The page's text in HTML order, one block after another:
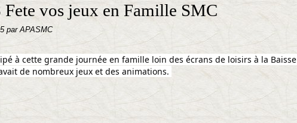
Fete vos jeux en Famille SMC
par APASMC
à cette grande journée en famille loin des écrans de loisirs à la Baisse
de nombreux jeux et des animations.